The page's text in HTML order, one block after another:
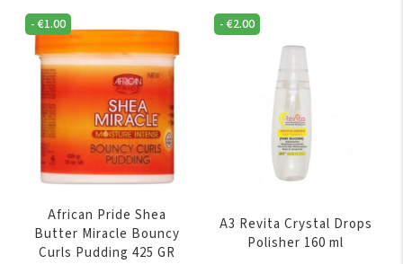
-
IN-
1
Shampoo
&
Conditioner
355
ml
Growth
Oil
aantal
-€1.00
African Pride Shea
Butter Miracle Bouncy
Curls Pudding 425 GR
-€2.00
A3 Revita Crystal Drops
Polisher 160 ml